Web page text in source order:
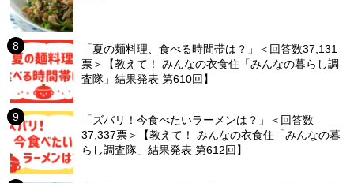
「夏の麺料理、食べる時間帯は？」＜回答数37,131
票＞【教えて！ みんなの衣食住「みんなの暮らし調
査隊」結果発表 第610回】
「ズバリ！今食べたいラーメンは？」＜回答数
37,337票＞【教えて！ みんなの衣食住「みんなの暮
らし調査隊」結果発表 第612回】